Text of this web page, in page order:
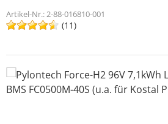
Artikel-Nr.:2-88-016810-001
(11)
Bildergalerie überspringen